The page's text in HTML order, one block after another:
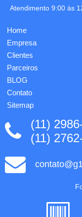
Atendimento 9:00 às
Home
Empresa
Clientes
Parceiros
BLOG
Contato
Sitemap
(11)
(11)